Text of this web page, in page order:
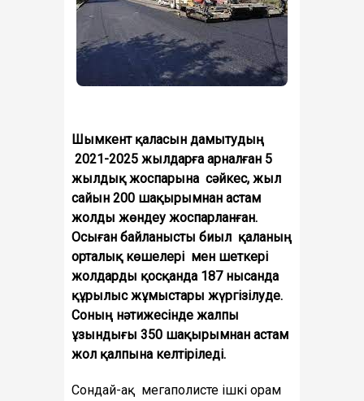
Шымкент қаласын дамытудың
2021-2025 жылдарға арналған 5
жылдық жоспарына сәйкес, жыл
сайын 200 шақырымнан астам
жолды жөндеу жоспарланған.
Осыған байланысты биыл қаланың
орталық көшелері мен шеткері
жолдарды қосқанда 187 нысанда
құрылыс жұмыстары жүргізілуде.
Соның нәтижесінде жалпы
ұзындығы 350 шақырымнан астам
жол қалпына келтіріледі.
Сондай-ақ мегаполисте ішкі орам